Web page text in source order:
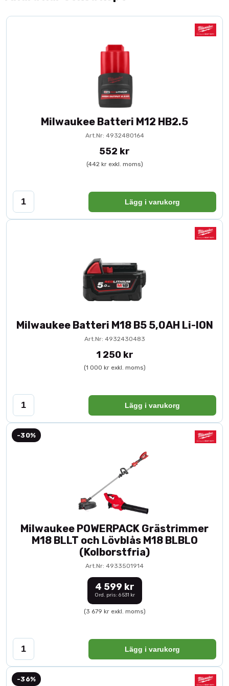
Milwaukee Batteri M12 HB2.5
Art.Nr: 4932480164
552 kr
(442 kr exkl. moms)
Lägg i varukorg
Milwaukee Batteri M18 B5 5,0AH Li-ION
Art.Nr: 4932430483
1 250 kr
(1 000 kr exkl. moms)
Lägg i varukorg
-30%
Milwaukee POWERPACK Grästrimmer
M18 BLLT och Lövblås M18 BLBLO
(Kolborstfria)
Art.Nr: 4933501914
4 599 kr
Ord. pris: 6 531 kr
(3 679 kr exkl. moms)
Lägg i varukorg
-36%